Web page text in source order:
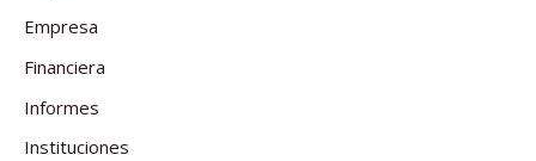
Empresa
Financiera
Informes
Instituciones